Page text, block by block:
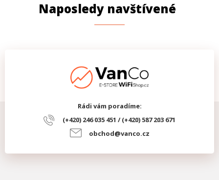
Naposledy navštívené
Rádi vám poradíme:
(+420) 246 035 451 / (+420) 587 203 671
obchod@vanco.cz